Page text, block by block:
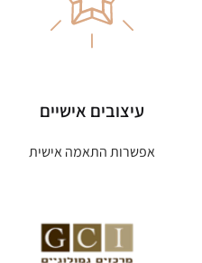
עיצובים אישיים
אפשרות התאמה אישית